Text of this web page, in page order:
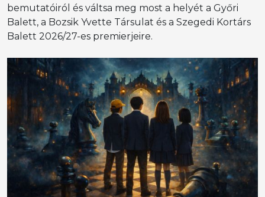
bemutatóiról és váltsa meg most a helyét a Győri
Balett, a Bozsik Yvette Társulat és a Szegedi Kortárs
Balett 2026/27-es premierjeire.